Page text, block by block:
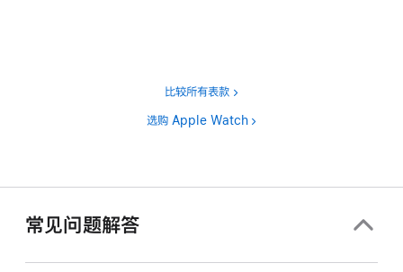
比较所有表款
选购 Apple Watch
常见问题解答